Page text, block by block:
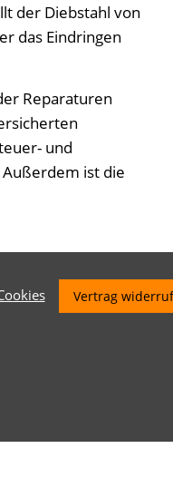
der Diebstahl von
das Eindringen
Reparaturen
und
Außerdem ist die
Vertrag